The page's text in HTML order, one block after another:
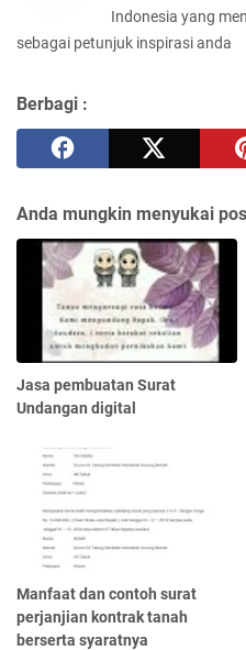
Indonesia yang
sebagai petunjuk inspirasi anda
Berbagi :
Anda mungkin menyukai
Jasa pembuatan Surat
Undangan digital
Manfaat dan contoh surat
perjanjian kontrak tanah
berserta syaratnya